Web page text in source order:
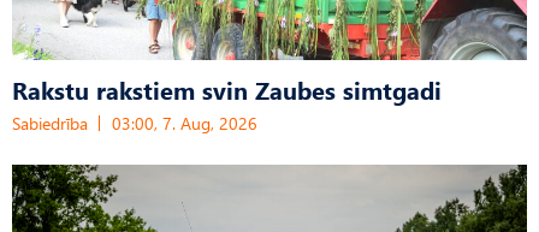
Rakstu rakstiem svin Zaubes simtgadi
Sabiedrība 03:00, 7. Aug, 2026